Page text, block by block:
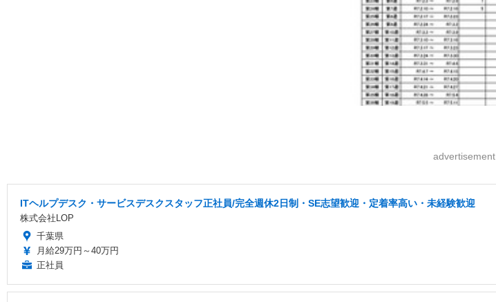
advertisement
ITヘルプデスク・サービスデスクスタッフ正社員/完全週休2日制・SE志望歓迎・定着率高い・未経験歓迎
株式会社LOP
千葉県
月給29万円～40万円
正社員